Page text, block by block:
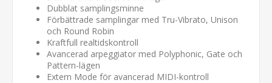
Dubblat samplingsminne
Förbättrade samplingar med Tru-Vibrato, Unison
och Round Robin
Kraftfull realtidskontroll
Avancerad arpeggiator med Polyphonic, Gate och
Pattern-lägen
Extern Mode för avancerad MIDI-kontroll